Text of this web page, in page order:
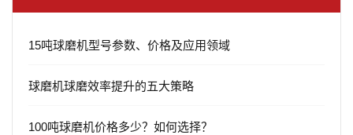
15吨球磨机型号参数、价格及应用领域
球磨机球磨效率提升的五大策略
100吨球磨机价格多少？如何选择？